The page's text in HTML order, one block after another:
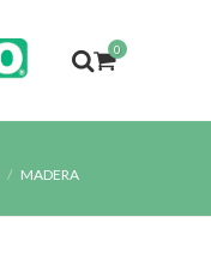
0
MADERA